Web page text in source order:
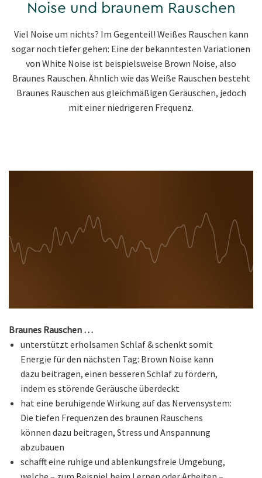
Noise und braunem Rauschen
Viel Noise um nichts? Im Gegenteil! Weißes Rauschen kann
sogar noch tiefer gehen: Eine der bekanntesten Variationen
von White Noise ist beispielsweise Brown Noise, also
Braunes Rauschen. Ähnlich wie das Weiße Rauschen besteht
Braunes Rauschen aus gleichmäßigen Geräuschen, jedoch
mit einer niedrigeren Frequenz.
Braunes Rauschen …
unterstützt erholsamen Schlaf & schenkt somit
Energie für den nächsten Tag: Brown Noise kann
dazu beitragen, einen besseren Schlaf zu fördern,
indem es störende Geräusche überdeckt
hat eine beruhigende Wirkung auf das Nervensystem:
Die tiefen Frequenzen des braunen Rauschens
können dazu beitragen, Stress und Anspannung
abzubauen
schafft eine ruhige und ablenkungsfreie Umgebung,